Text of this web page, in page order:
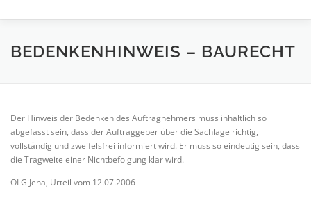
START FACHGEBIETE DIENSTLEISTUNGEN
DATENSCHUTZERKLÄRUNG
BEDENKENHINWEIS – BAURECHT
Der Hinweis der Bedenken des Auftragnehmers muss inhaltlich so
abgefasst sein, dass der Auftraggeber über die Sachlage richtig,
vollständig und zweifelsfrei informiert wird. Er muss so eindeutig sein, dass
die Tragweite einer Nichtbefolgung klar wird.
OLG Jena, Urteil vom 12.07.2006